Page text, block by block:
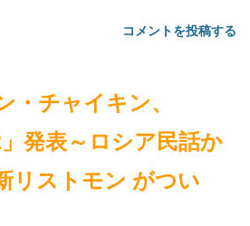
コメントを投稿する
・チャイキン、
」発表～ロシア民話か
リストモン がつい